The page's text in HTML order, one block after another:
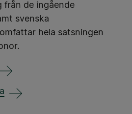
från de ingående
svenska
hela satsningen